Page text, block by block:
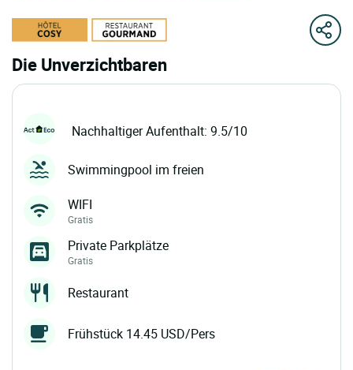
Die Unverzichtbaren
Nachhaltiger Aufenthalt: 9.5/10
Swimmingpool im freien
WIFI
Gratis
Private Parkplätze
Gratis
Restaurant
Frühstück 14.45 USD/Pers